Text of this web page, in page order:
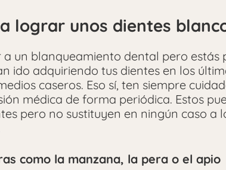
lograr unos dientes
a un blanqueamiento dental pero estás
ido adquiriendo tus dientes en los
caseros. Eso sí, ten siempre
médica de forma periódica. Estos
pero no sustituyen en ningún caso a
como la manzana, la pera o el apio